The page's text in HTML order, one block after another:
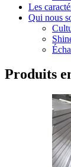
Les
Qui nous
Produits